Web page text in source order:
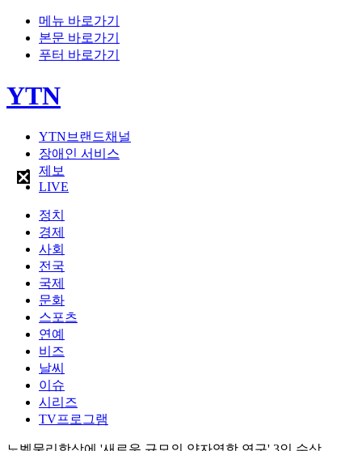
메뉴 바로가기
본문 바로가기
푸터 바로가기
YTN
YTN브랜드채널
장애인 서비스
제보
LIVE
정치
경제
사회
전국
국제
문화
스포츠
연예
비즈
날씨
이슈
시리즈
TV프로그램